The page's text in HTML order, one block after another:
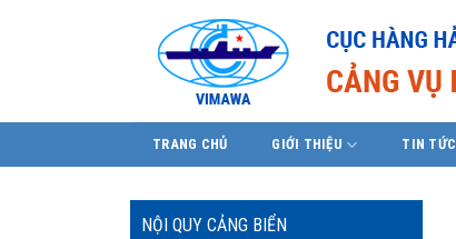
TRANG CHỦ GIỚI THIỆU TIN TỨC
NỘI QUY CẢNG BIỂN